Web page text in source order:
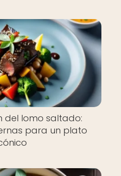
del lomo saltado:
para un plato